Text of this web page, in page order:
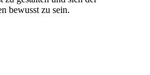
bewusst zu sein.